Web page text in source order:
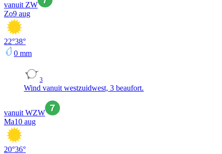
vanuit ZW
Zo9 aug
22°38°
0 mm
3
Wind vanuit westzuidwest, 3 beaufort.
vanuit WZW
Ma10 aug
20°36°